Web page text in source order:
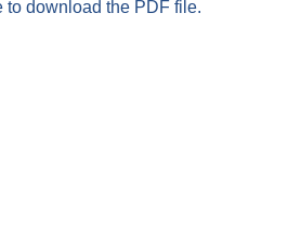
to download the PDF file.